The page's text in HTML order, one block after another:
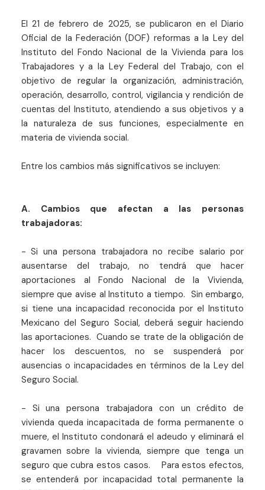
El 21 de febrero de 2025, se publicaron en el Diario
Oficial de la Federación (DOF) reformas a la Ley del
Instituto del Fondo Nacional de la Vivienda para los
Trabajadores y a la Ley Federal del Trabajo, con el
objetivo de regular la organización, administración,
operación, desarrollo, control, vigilancia y rendición de
cuentas del Instituto, atendiendo a sus objetivos y a
la naturaleza de sus funciones, especialmente en
materia de vivienda social.
Entre los cambios más significativos se incluyen:
A. Cambios que afectan a las personas
trabajadoras:
- Si una persona trabajadora no recibe salario por
ausentarse del trabajo, no tendrá que hacer
aportaciones al Fondo Nacional de la Vivienda,
siempre que avise al Instituto a tiempo. Sin embargo,
si tiene una incapacidad reconocida por el Instituto
Mexicano del Seguro Social, deberá seguir haciendo
las aportaciones. Cuando se trate de la obligación de
hacer los descuentos, no se suspenderá por
ausencias o incapacidades en términos de la Ley del
Seguro Social.
- Si una persona trabajadora con un crédito de
vivienda queda incapacitada de forma permanente o
muere, el Instituto condonará el adeudo y eliminará el
gravamen sobre la vivienda, siempre que tenga un
seguro que cubra estos casos. Para estos efectos,
se entenderá por incapacidad total permanente la